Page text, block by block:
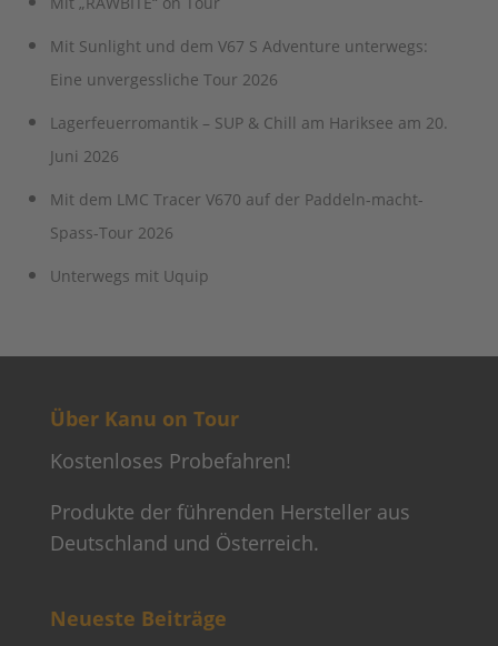
Mit Sunlight und dem V67 S Adventure unterwegs:
Eine unvergessliche Tour 2026
Lagerfeuerromantik – SUP & Chill am Hariksee am 20.
Juni 2026
Mit dem LMC Tracer V670 auf der Paddeln-macht-
Spass-Tour 2026
Unterwegs mit Uquip
Über Kanu on Tour
Kostenloses Probefahren!
Produkte der führenden Hersteller aus
Deutschland und Österreich.
Neueste Beiträge